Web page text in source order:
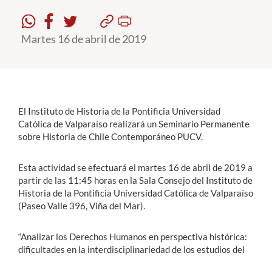
Académicos
Funcionarios
English
Martes 16 de abril de 2019
El Instituto de Historia de la Pontificia Universidad
Católica de Valparaíso realizará un Seminario Permanente
sobre Historia de Chile Contemporáneo PUCV.
Esta actividad se efectuará el martes 16 de abril de 2019 a
partir de las 11:45 horas en la Sala Consejo del Instituto de
Historia de la Pontificia Universidad Católica de Valparaíso
(Paseo Valle 396, Viña del Mar).
“Analizar los Derechos Humanos en perspectiva histórica:
dificultades en la interdisciplinariedad de los estudios del